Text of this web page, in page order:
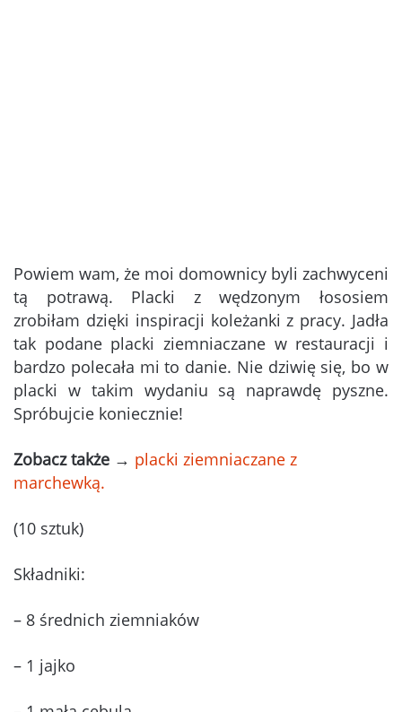
Powiem wam, że moi domownicy byli zachwyceni
tą potrawą. Placki z wędzonym łososiem
zrobiłam dzięki inspiracji koleżanki z pracy. Jadła
tak podane placki ziemniaczane w restauracji i
bardzo polecała mi to danie. Nie dziwię się, bo w
placki w takim wydaniu są naprawdę pyszne.
Spróbujcie koniecznie!
Zobacz także → placki ziemniaczane z
marchewką.
(10 sztuk)
Składniki:
– 8 średnich ziemniaków
– 1 jajko